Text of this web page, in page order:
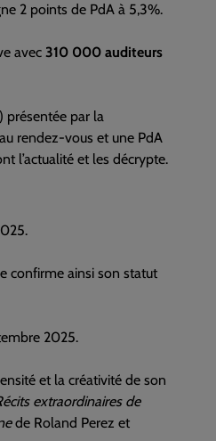
2 points de PdA à 5,3%.
avec 310 000 auditeurs
présentée par la
rendez-vous et une PdA
l’actualité et les décrypte.
confirme ainsi son statut
2025.
et la créativité de son
extraordinaires de
de Roland Perez et